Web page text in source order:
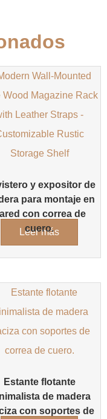
y expositor de
para montaje en
con correa de
cuero.
Leer más
Estante flotante
de madera
con soportes de